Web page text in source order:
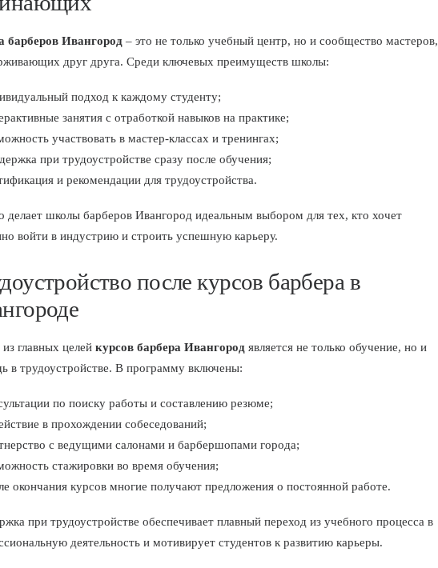
барберов Ивангород – это не только учебный центр, но и сообщество мастеров,
друг друга. Среди ключевых преимуществ школы:
подход к каждому студенту;
занятия с отработкой навыков на практике;
участвовать в мастер-классах и тренингах;
при трудоустройстве сразу после обучения;
и рекомендации для трудоустройства.
делает школы барберов Ивангород идеальным выбором для тех, кто хочет
войти в индустрию и строить успешную карьеру.
после курсов барбера в
главных целей курсов барбера Ивангород является не только обучение, но и
в трудоустройстве. В программу включены:
по поиску работы и составлению резюме;
в прохождении собеседований;
с ведущими салонами и барбершопами города;
стажировки во время обучения;
окончания курсов многие получают предложения о постоянной работе.
при трудоустройстве обеспечивает плавный переход из учебного процесса в
деятельность и мотивирует студентов к развитию карьеры.